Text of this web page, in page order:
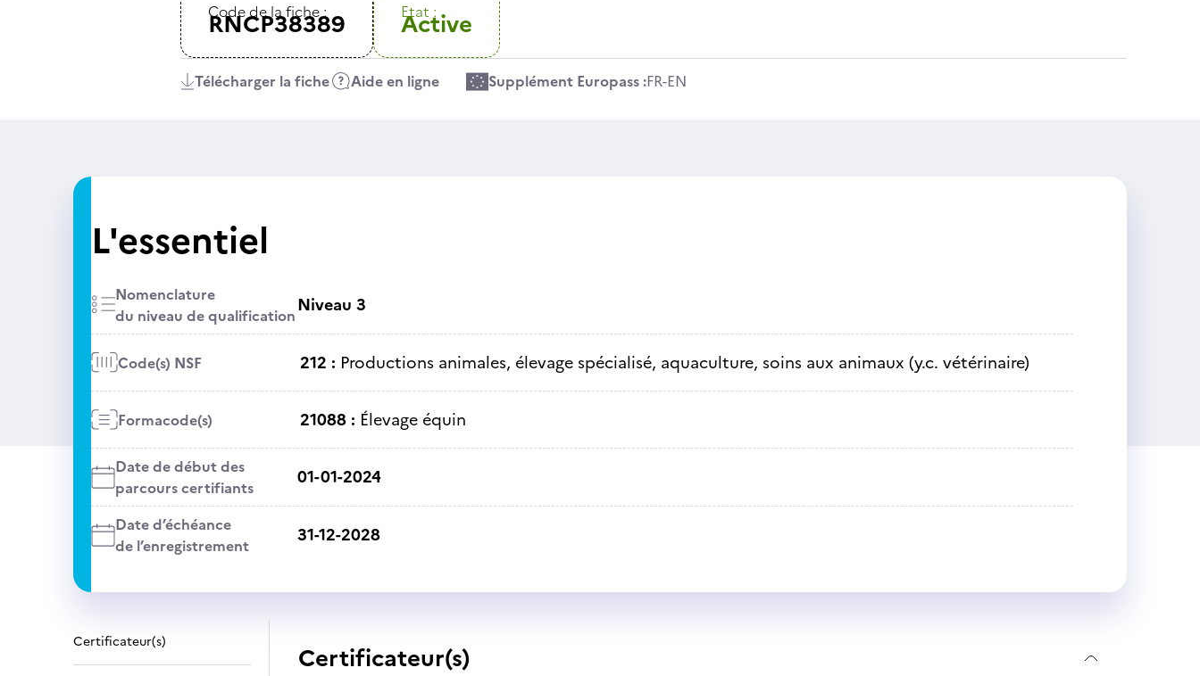
Code de la fiche :
RNCP38389 Etat :
Active
Télécharger la fiche Aide en ligne Supplément Europass :FR-EN
L'essentiel
Nomenclature
du niveau de qualificationNiveau 3
Code(s) NSF 212 : Productions animales, élevage spécialisé, aquaculture, soins aux animaux (y.c. vétérinaire)
Formacode(s) 21088 : Élevage équin
Date de début des
parcours certifiants
01-01-2024
Date d’échéance
de l’enregistrement
31-12-2028
Certificateur(s) Certificateur(s)